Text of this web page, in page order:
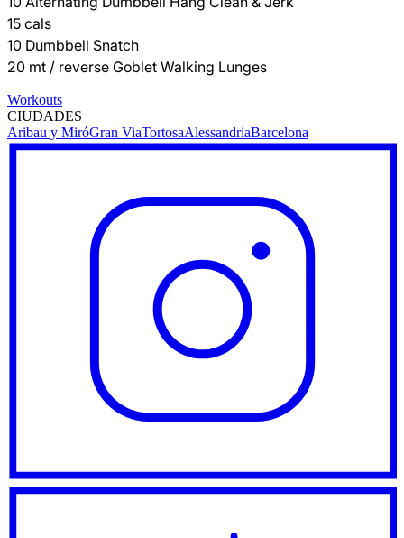
15 cals
10 Dumbbell Snatch
20 mt / reverse Goblet Walking Lunges
Workouts
CIUDADES
Aribau y MiróGran ViaTortosaAlessandriaBarcelona